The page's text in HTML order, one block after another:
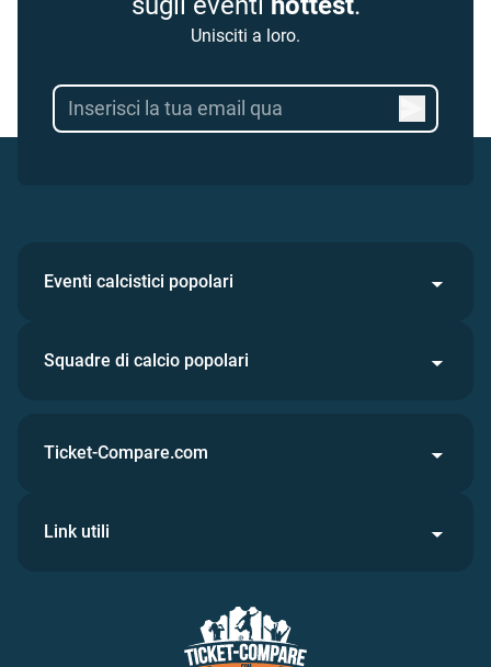
Unisciti a loro.
Eventi calcistici popolari
Squadre di calcio popolari
Ticket-Compare.com
Link utili